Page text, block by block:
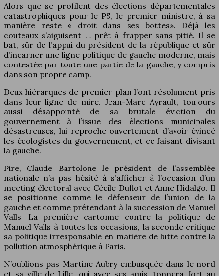
Alors que se profilent des élections départementales
catastrophiques pour le PS, le premier ministre, à sa
manière reste « droit dans ses bottes». Déjà les
couteaux s’aiguisent … prêt à frapper sans pitié. Il se
bat, sûr de l’appui du président de la république et sûr
d’incarner une ligne politique de gauche moderne, mais
contestée par toute une partie de la gauche, y compris
dans son propre camp.
Deux hiérarques de premier plan l’ont résolument pris
dans leur ligne de mire. Jean-Marc Ayrault, toujours
aussi désappointé de sa brutale éviction du
gouvernement à l’issue des élections municipales
désastreuses, lui reproche ouvertement d’avoir évincé
les écologistes du gouvernement, et ce faisant divisant
la gauche.
Pire, Claude Bartolone le président de l’assemblée
nationale n’a pas hésité à s’afficher à l’occasion d’un
meeting électoral avec Cécile Duflot et Anne Hidalgo. Il
se positionne comme le défenseur de l’union de la
gauche et comme prétendant à la succession de Manuel
Valls. La première cartonne contre la politique de
Manuel Valls à toutes les occasions, la seconde critique
sa politique irresponsable en matière de lutte contre la
pollution atmosphérique à Paris.
N’oublions pas Martine Aubry embusquée dans le nord
et sa ville de Lille, qui avec ses amis, tonnera fort au